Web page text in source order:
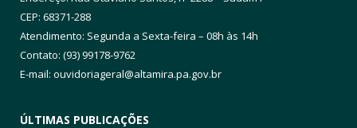
CEP: 68371-288
Atendimento: Segunda a Sexta-feira – 08h às 14h
Contato: (93) 99178-9762
E-mail: ouvidoriageral@altamira.pa.gov.br
ÚLTIMAS PUBLICAÇÕES